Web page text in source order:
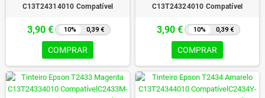
C13T24314010 Compatível
3,90 € 10% 0,39 €
COMPRAR
C13T24324010 Compatível
3,90 € 10% 0,39 €
COMPRAR